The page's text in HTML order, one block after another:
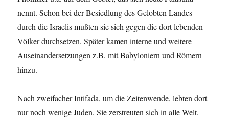
nennt. Schon bei der Besiedlung des Gelobten Landes
durch die Israelis mußten sie sich gegen die dort lebenden
Völker durchsetzen. Später kamen interne und weitere
Auseinandersetzungen z.B. mit Babyloniern und Römern
hinzu.
Nach zweifacher Intifada, um die Zeitenwende, lebten dort
nur noch wenige Juden. Sie zerstreuten sich in alle Welt.